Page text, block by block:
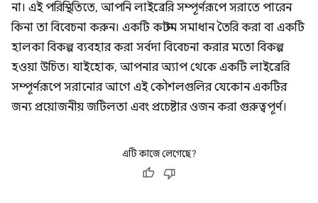
না। এই পরিস্থিতিতে, আপনি লাইব্রেরি সম্পূর্ণরূপে সরাতে পারেন
কিনা তা বিবেচনা করুন। একটি কাস্টম সমাধান তৈরি করা বা একটি
হালকা বিকল্প ব্যবহার করা সর্বদা বিবেচনা করার মতো বিকল্প
হওয়া উচিত। যাইহোক, আপনার অ্যাপ থেকে একটি লাইব্রেরি
সম্পূর্ণরূপে সরানোর আগে এই কৌশলগুলির যেকোন একটির
জন্য প্রয়োজনীয় জটিলতা এবং প্রচেষ্টার ওজন করা গুরুত্বপূর্ণ।
এটি কাজে লেগেছে?